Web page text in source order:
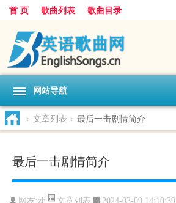
首 页 歌曲列表 歌曲目录
网站导航
> 文章列表 > 最后一击剧情简介
最后一击剧情简介
网友:zh 文章列表 2024-03-09 14:10:39